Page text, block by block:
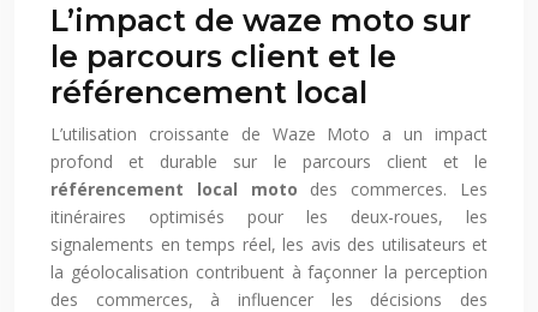
L’impact de waze moto sur
le parcours client et le
référencement local
L’utilisation croissante de Waze Moto a un impact
profond et durable sur le parcours client et le
référencement local moto des commerces. Les
itinéraires optimisés pour les deux-roues, les
signalements en temps réel, les avis des utilisateurs et
la géolocalisation contribuent à façonner la perception
des commerces, à influencer les décisions des